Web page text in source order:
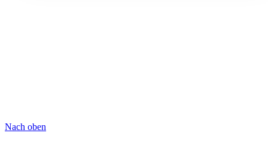
Nach oben